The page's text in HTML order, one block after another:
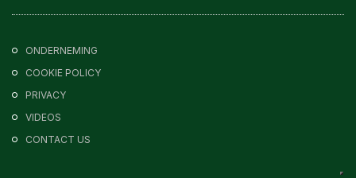
ONDERNEMING
COOKIE POLICY
PRIVACY
VIDEOS
CONTACT US